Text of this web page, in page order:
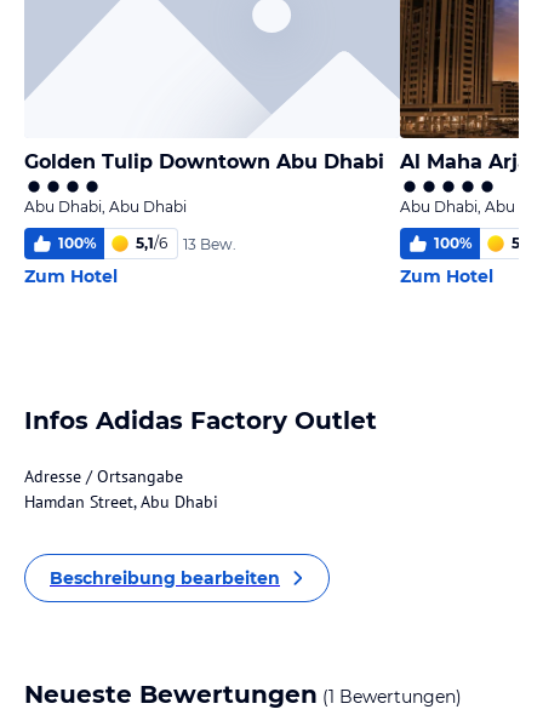
Golden Tulip Downtown Abu Dhabi
Abu Dhabi, Abu Dhabi
100% 5,1/6 13 Bew.
Zum Hotel
Al Maha
Abu Dhabi, Abu
100% 5,9
Zum Hotel
Infos Adidas Factory Outlet
Adresse / Ortsangabe
Hamdan Street, Abu Dhabi
Beschreibung bearbeiten
Neueste Bewertungen (1 Bewertungen)